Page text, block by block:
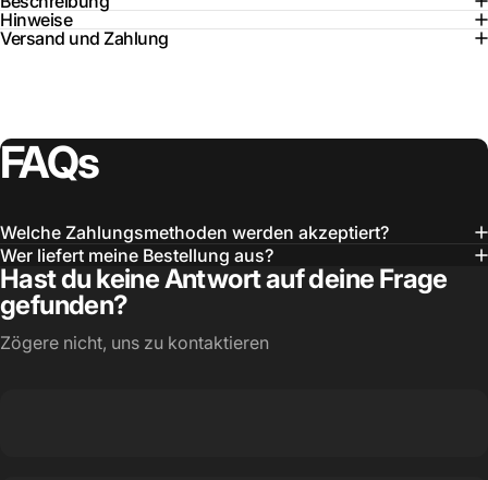
Hinweise
Versand und Zahlung
FAQs
Welche Zahlungsmethoden werden akzeptiert?
Wer liefert meine Bestellung aus?
Hast du keine Antwort auf deine Frage
gefunden?
Zögere nicht, uns zu kontaktieren